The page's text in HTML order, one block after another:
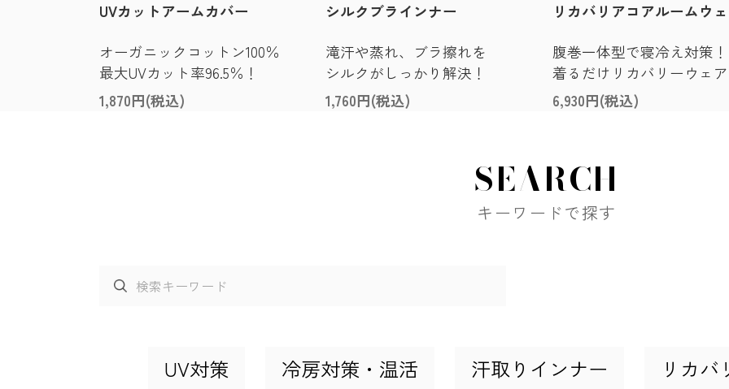
UVカットアームカバー
オーガニックコットン100％
最大UVカット率96.5％！
1,870円(税込)
シルクブラインナー
滝汗や蒸れ、ブラ擦れを
シルクがしっかり解決！
1,760円(税込)
リカバリアコアルームウ
腹巻一体型で寝冷え対策！
着るだけリカバリーウェア
6,930円(税込)
SEARCH
キーワードで探す
UV対策 冷房対策・温活 汗取りインナー
リカ